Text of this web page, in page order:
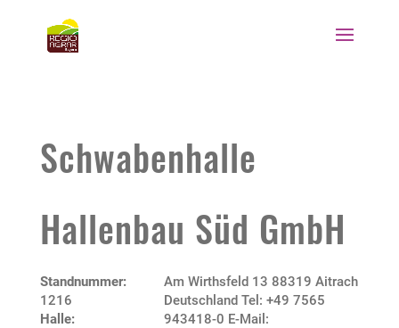
Schwabenhalle
Hallenbau Süd GmbH
Standnummer:
1216
Halle:
Am Wirthsfeld 13 88319 Aitrach
Deutschland Tel: +49 7565
943418-0 E-Mail: